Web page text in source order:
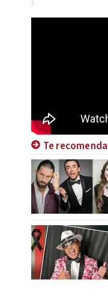
Te